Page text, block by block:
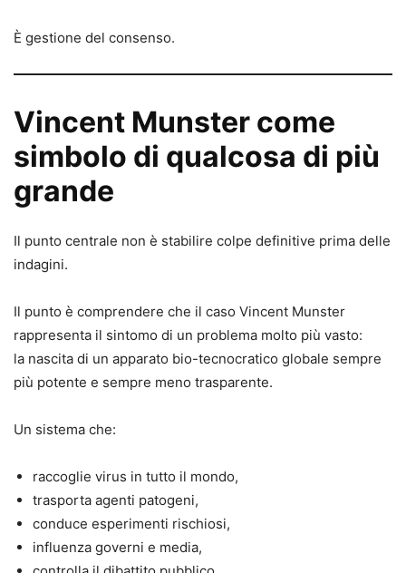
È gestione del consenso.
Vincent Munster come
simbolo di qualcosa di più
grande
Il punto centrale non è stabilire colpe definitive prima delle
indagini.
Il punto è comprendere che il caso Vincent Munster
rappresenta il sintomo di un problema molto più vasto:
la nascita di un apparato bio-tecnocratico globale sempre
più potente e sempre meno trasparente.
Un sistema che:
raccoglie virus in tutto il mondo,
trasporta agenti patogeni,
conduce esperimenti rischiosi,
influenza governi e media,